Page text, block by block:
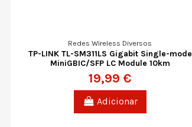
Redes Wireless Diversos
TP-LINK TL-SM311LS Gigabit Single-mode
MiniGBIC/SFP LC Module 10km
19,99 €
Adicionar